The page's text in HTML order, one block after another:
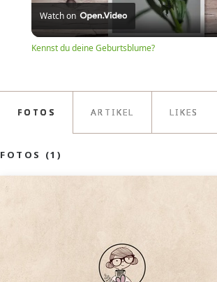
Video
Watch on
Kennst du deine Geburtsblume?
FOTOS ARTIKEL LIKES
FOTOS (1)